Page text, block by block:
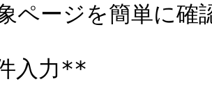
ページを簡単に確
入力**